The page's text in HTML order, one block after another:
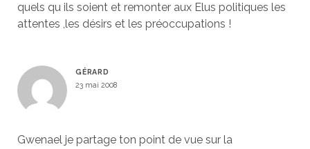
quels qu ils soient et remonter aux Elus politiques les
attentes ,les désirs et les préoccupations !
GÉRARD
23 mai 2008
Gwenael je partage ton point de vue sur la